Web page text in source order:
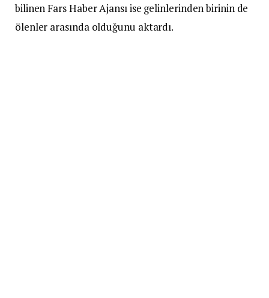
bilinen Fars Haber Ajansı ise gelinlerinden birinin de
ölenler arasında olduğunu aktardı.